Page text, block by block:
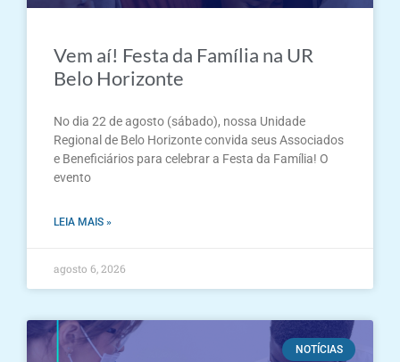
Vem aí! Festa da Família na UR
Belo Horizonte
No dia 22 de agosto (sábado), nossa Unidade
Regional de Belo Horizonte convida seus Associados
e Beneficiários para celebrar a Festa da Família! O
evento
LEIA MAIS »
agosto 6, 2026
NOTÍCIAS